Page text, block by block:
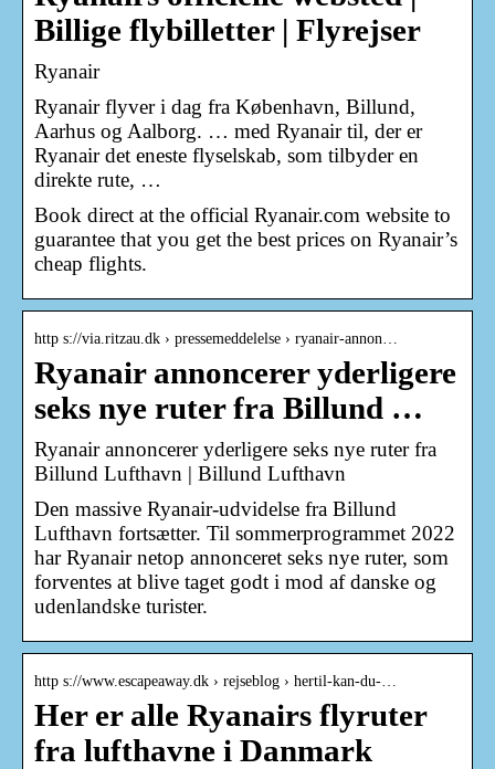
Billige flybilletter | Flyrejser
Ryanair
Ryanair flyver i dag fra København, Billund,
Aarhus og Aalborg. … med Ryanair til, der er
Ryanair det eneste flyselskab, som tilbyder en
direkte rute, …
Book direct at the official Ryanair.com website to
guarantee that you get the best prices on Ryanair’s
cheap flights.
http s://via.ritzau.dk › pressemeddelelse › ryanair-annon…
Ryanair annoncerer yderligere
seks nye ruter fra Billund …
Ryanair annoncerer yderligere seks nye ruter fra
Billund Lufthavn | Billund Lufthavn
Den massive Ryanair-udvidelse fra Billund
Lufthavn fortsætter. Til sommerprogrammet 2022
har Ryanair netop annonceret seks nye ruter, som
forventes at blive taget godt i mod af danske og
udenlandske turister.
http s://www.escapeaway.dk › rejseblog › hertil-kan-du-…
Her er alle Ryanairs flyruter
fra lufthavne i Danmark